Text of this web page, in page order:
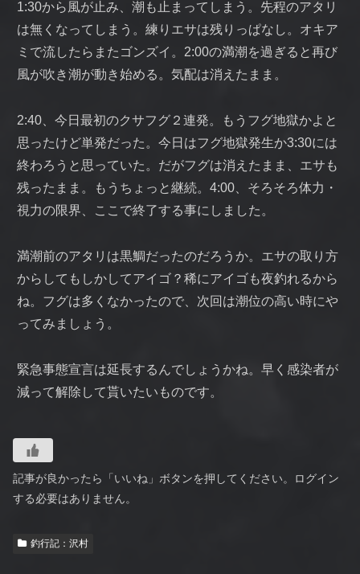
1:30から風が止み、潮も止まってしまう。先程のアタリ
は無くなってしまう。練りエサは残りっぱなし。オキア
ミで流したらまたゴンズイ。2:00の満潮を過ぎると再び
風が吹き潮が動き始める。気配は消えたまま。
2:40、今日最初のクサフグ２連発。もうフグ地獄かよと
思ったけど単発だった。今日はフグ地獄発生か3:30には
終わろうと思っていた。だがフグは消えたまま、エサも
残ったまま。もうちょっと継続。4:00、そろそろ体力・
視力の限界、ここで終了する事にしました。
満潮前のアタリは黒鯛だったのだろうか。エサの取り方
からしてもしかしてアイゴ？稀にアイゴも夜釣れるから
ね。フグは多くなかったので、次回は潮位の高い時にや
ってみましょう。
緊急事態宣言は延長するんでしょうかね。早く感染者が
減って解除して貰いたいものです。
記事が良かったら「いいね」ボタンを押してください。ログイン
する必要はありません。
釣行記：沢村